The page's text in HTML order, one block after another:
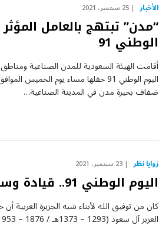
الأخبار 25 سبتمبر، 2021
“مدن” تبتهج بالعامل
الوطني 91
أقامت الهيئة السعودية للمدن الصناعية
ضفاف بحيرة مدن في المدينة الصناعية…
زوايا نظر 23 سبتمبر، 2021
اليوم الوطني 91.. قيادة وسيادة
كان من توفيق الله لأبناء شبه الجزيرة العربية
العزيز آل سعود (1293 – 1373هـ / 1876 – 1953م)، الذي جمع الناس…